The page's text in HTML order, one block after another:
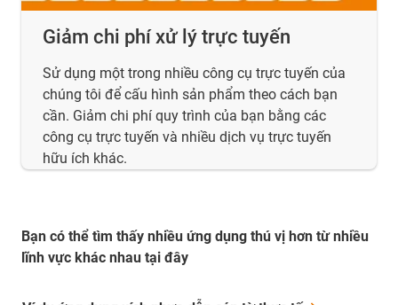
Giảm chi phí xử lý trực tuyến
Sử dụng một trong nhiều công cụ trực tuyến của
chúng tôi để cấu hình sản phẩm theo cách bạn
cần. Giảm chi phí quy trình của bạn bằng các
công cụ trực tuyến và nhiều dịch vụ trực tuyến
hữu ích khác.
Bạn có thể tìm thấy nhiều ứng dụng thú vị hơn từ nhiều
lĩnh vực khác nhau tại đây